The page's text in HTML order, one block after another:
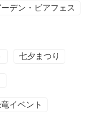
デン・ビアフェス
七夕まつり
イベント